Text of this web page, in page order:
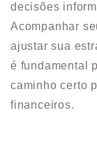
decisões
Acompanhar
ajustar sua
é fundamental
caminho certo
financeiros.